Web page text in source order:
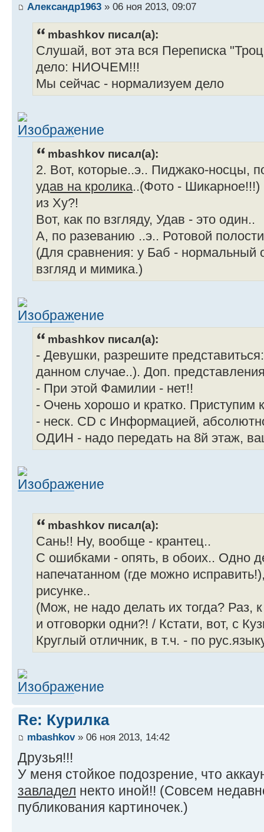
Александр1963 » 06 ноя 2013, 09:07
mbashkov писал(а):
Слушай, вот эта вся Переписка
дело: НИОЧЕМ!!!
Мы сейчас - нормализуем дело
mbashkov писал(а):
2. Вот, которые..э.. Пиджако-носцы,
удав на кролика..(Фото - Шикарное!!!)
из Ху?!
Вот, как по взгляду, Удав - это один..
А, по разеванию ..э.. Ротовой
(Для сравнения: у Баб -
взгляд и мимика.)
mbashkov писал(а):
- Девушки, разрешите
данном случае..). Доп.
- При этой Фамилии - нет!!
- Очень хорошо и кратко. Приступим
- неск. CD с Информацией,
ОДИН - надо передать на 8й этаж,
mbashkov писал(а):
Сань!! Ну, вообще - крантец..
С ошибками - опять, в обоих.. Одно
напечатанном (где можно
рисунке..
(Мож, не надо делать их тогда? Раз,
и отговорки одни?! / Кстати, вот, с
Круглый отличник, в т.ч. - по
Re: Курилка
mbashkov» 06 ноя 2013, 14:42
Друзья!!!
У меня стойкое подозрение, что
завладел некто иной!! (Совсем
публикования картиночек.)